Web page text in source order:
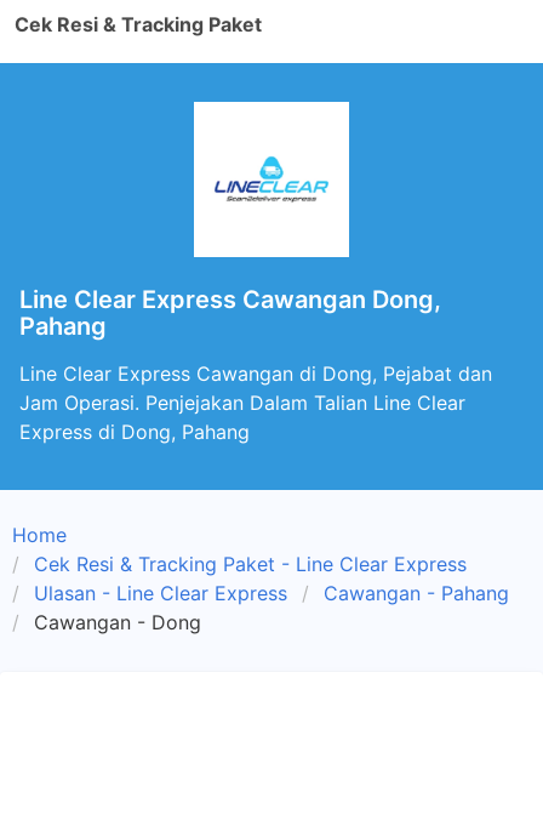
Cek Resi & Tracking Paket
Line Clear Express Cawangan Dong,
Pahang
Line Clear Express Cawangan di Dong, Pejabat dan
Jam Operasi. Penjejakan Dalam Talian Line Clear
Express di Dong, Pahang
Home
Cek Resi & Tracking Paket - Line Clear Express
Ulasan - Line Clear Express
Cawangan - Pahang
Cawangan - Dong